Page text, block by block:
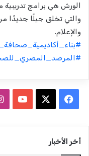
الورش هي برامج
والتي تخلق جيلًا
والإعلام.
س
أخر الأخبار